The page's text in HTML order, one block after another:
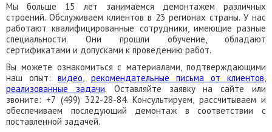
Мы больше 15 лет занимаемся демонтажем различных
строений. Обслуживаем клиентов в 23 регионах страны. У нас
работают квалифицированные сотрудники, имеющие разные
специальности. Они прошли обучение, обладают
сертификатами и допусками к проведению работ.
Вы можете ознакомиться с материалами, подтверждающими
наш опыт:видео, рекомендательные письма от клиентов,
реализованные задачи. Оставляйте заявку на сайте или
звоните: +7 (499) 322-28-84. Консультируем, рассчитываем и
обеспечиваем последующий демонтаж в соответствии с
поставленной задачей.